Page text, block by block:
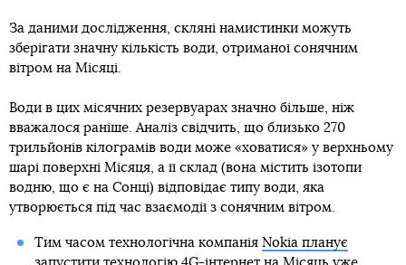
За даними дослідження, скляні намистинки можуть
зберігати значну кількість води, отриманої сонячним
вітром на Місяці.
Води в цих місячних резервуарах значно більше, ніж
вважалося раніше. Аналіз свідчить, що близько 270
трильйонів кілограмів води може «ховатися» у верхньому
шарі поверхні Місяця, а її склад (вона містить ізотопи
водню, що є на Сонці) відповідає типу води, яка
утворюється під час взаємодії з сонячним вітром.
Тим часом технологічна компанія Nokia планує